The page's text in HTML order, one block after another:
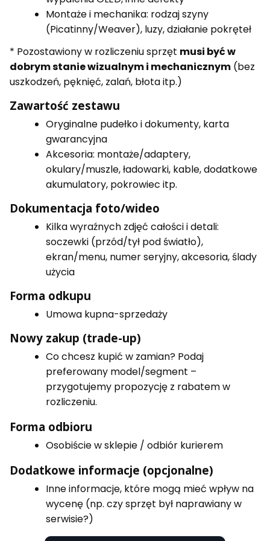
Montaże i mechanika: rodzaj szyny
(Picatinny/Weaver), luzy, działanie pokręteł
* Pozostawiony w rozliczeniu sprzęt musi być w
dobrym stanie wizualnym i mechanicznym (bez
uszkodzeń, pęknięć, zalań, błota itp.)
Zawartość zestawu
Oryginalne pudełko i dokumenty, karta
gwarancyjna
Akcesoria: montaże/adaptery,
okulary/muszle, ładowarki, kable, dodatkowe
akumulatory, pokrowiec itp.
Dokumentacja foto/wideo
Kilka wyraźnych zdjęć całości i detali:
soczewki (przód/tył pod światło),
ekran/menu, numer seryjny, akcesoria, ślady
użycia
Forma odkupu
Umowa kupna-sprzedaży
Nowy zakup (trade-up)
Co chcesz kupić w zamian? Podaj
preferowany model/segment –
przygotujemy propozycję z rabatem w
rozliczeniu.
Forma odbioru
Osobiście w sklepie / odbiór kurierem
Dodatkowe informacje (opcjonalne)
Inne informacje, które mogą mieć wpływ na
wycenę (np. czy sprzęt był naprawiany w
serwisie?)